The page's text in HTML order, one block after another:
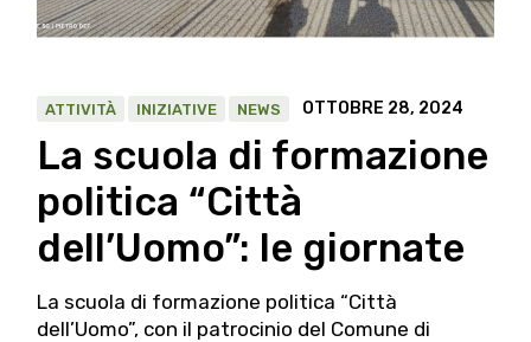
ATTIVITÀ INIZIATIVE NEWS OTTOBRE 28, 2024
La scuola di formazione
politica “Città
dell’Uomo”: le giornate
La scuola di formazione politica “Città
dell’Uomo”, con il patrocinio del Comune di